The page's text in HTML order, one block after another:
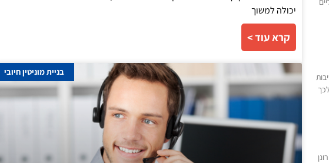
יכולה למשוך
קרא עוד >
בניית מוניטין חיובי